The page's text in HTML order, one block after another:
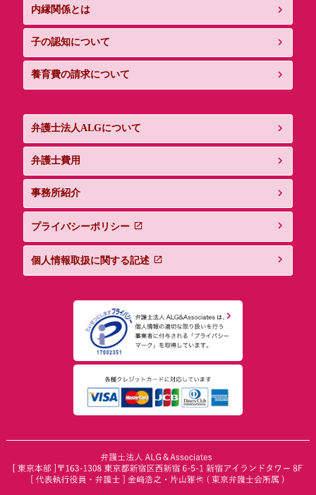
内縁関係とは
子の認知について
養育費の請求について
弁護士法人ALGについて
弁護士費用
事務所紹介
プライバシーポリシー
個人情報取扱に関する記述